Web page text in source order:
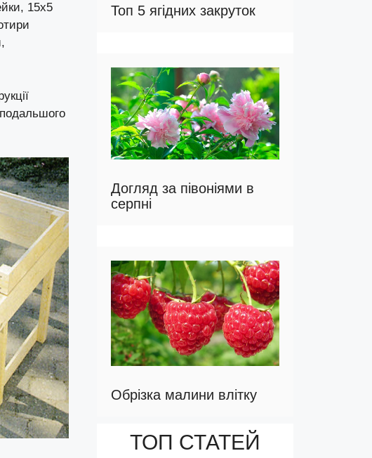
15х5
Топ 5 ягідних закруток
Догляд за півоніями в
серпні
Обрізка малини влітку
ТОП СТАТЕЙ